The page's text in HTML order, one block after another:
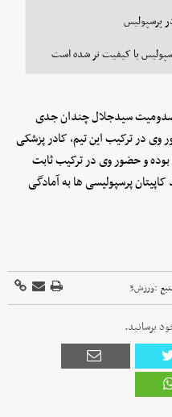
پرسپولیس
با کیفیت تر شده است
سیدجلال چندان جدی
در ترکیب این تیم، کادر پزشکی
و حضور وی در ترکیب ثابت
پرسپولیسی ها به آمادگی
:ورزش3
برسانید.